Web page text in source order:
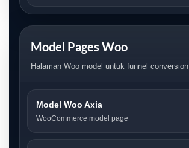
Model Pages Woo
Halaman Woo model untuk funnel conversion.
Model Woo Axia
WooCommerce model page